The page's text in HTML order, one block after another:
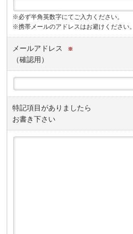
※必ず半角英数字にてご入力ください。
※携帯メールのアドレスはお避けください。
メールアドレス ※
（確認用）
特記項目がありましたら
お書き下さい